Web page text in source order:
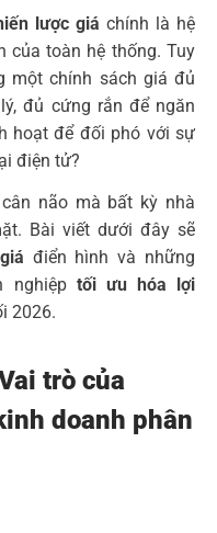
lược giá chính là hệ
của toàn hệ thống. Tuy
một chính sách giá đủ
đủ cứng rắn để ngăn
hoạt để đối phó với sự
điện tử?
não mà bất kỳ nhà
Bài viết dưới đây sẽ
điển hình và những
nghiệp tối ưu hóa lợi
2026.
trò của
doanh phân